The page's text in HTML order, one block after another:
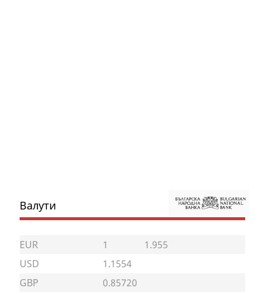
Валути
EUR 1
1.955
USD
1.1554
GBP
0.85720